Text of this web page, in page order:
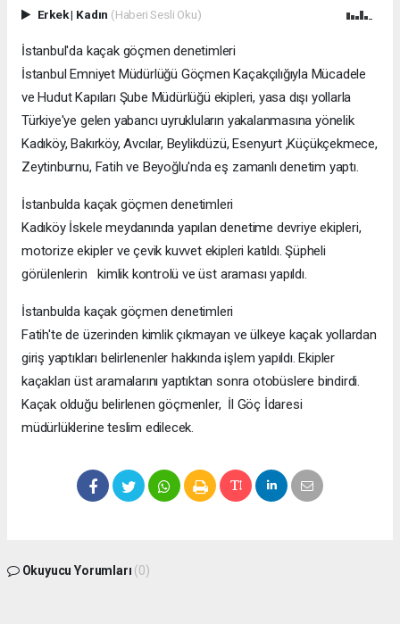
Erkek| Kadın (Haberi Sesli Oku)
İstanbul'da kaçak göçmen denetimleri
İstanbul Emniyet Müdürlüğü Göçmen Kaçakçılığıyla Mücadele
ve Hudut Kapıları Şube Müdürlüğü ekipleri, yasa dışı yollarla
Türkiye'ye gelen yabancı uyrukluların yakalanmasına yönelik
Kadıköy, Bakırköy, Avcılar, Beylikdüzü, Esenyurt ,Küçükçekmece,
Zeytinburnu, Fatih ve Beyoğlu'nda eş zamanlı denetim yaptı.
İstanbulda kaçak göçmen denetimleri
Kadıköy İskele meydanında yapılan denetime devriye ekipleri,
motorize ekipler ve çevik kuvvet ekipleri katıldı. Şüpheli
görülenlerin kimlik kontrolü ve üst araması yapıldı.
İstanbulda kaçak göçmen denetimleri
Fatih'te de üzerinden kimlik çıkmayan ve ülkeye kaçak yollardan
giriş yaptıkları belirlenenler hakkında işlem yapıldı. Ekipler
kaçakları üst aramalarını yaptıktan sonra otobüslere bindirdi.
Kaçak olduğu belirlenen göçmenler, İl Göç İdaresi
müdürlüklerine teslim edilecek.
Okuyucu Yorumları (0)